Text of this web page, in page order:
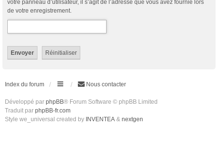
votre panneau d’utilisateur, il s’agit de l’adresse que vous avez fournie lors
de votre enregistrement.
Index du forum Nous contacter
Développé par phpBB® Forum Software © phpBB Limited
Traduit par phpBB-fr.com
Style we_universal created by INVENTEA & nextgen